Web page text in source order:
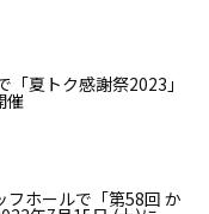
夏トク感謝祭2023」
催
ホールで「第58回 か